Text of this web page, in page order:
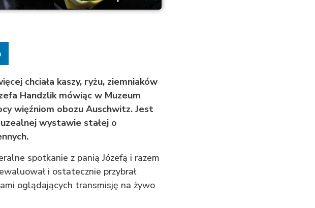
chciała kaszy, ryżu, ziemniaków
Handzlik mówiąc w Muzeum
więźniom obozu Auschwitz. Jest
wystawie stałej o
spotkanie z panią Józefą i razem
i ostatecznie przybrał
oglądających transmisję na żywo